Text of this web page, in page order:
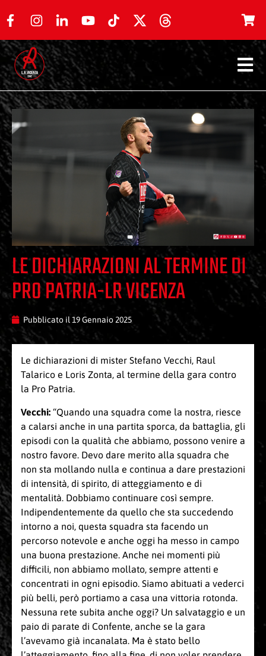
LE DICHIARAZIONI AL TERMINE DI
PRO PATRIA-LR VICENZA
Pubblicato il 19 Gennaio 2025
Le dichiarazioni di mister Stefano Vecchi, Raul
Talarico e Loris Zonta, al termine della gara contro
la Pro Patria.
Vecchi: “Quando una squadra come la nostra, riesce
a calarsi anche in una partita sporca, da battaglia, gli
episodi con la qualità che abbiamo, possono venire a
nostro favore. Devo dare merito alla squadra che
non sta mollando nulla e continua a dare prestazioni
di intensità, di spirito, di atteggiamento e di
mentalità. Dobbiamo continuare così sempre.
Indipendentemente da quello che sta succedendo
intorno a noi, questa squadra sta facendo un
percorso notevole e anche oggi ha messo in campo
una buona prestazione. Anche nei momenti più
difficili, non abbiamo mollato, sempre attenti e
concentrati in ogni episodio. Siamo abituati a vederci
più belli, però portiamo a casa una vittoria rotonda.
Nessuna rete subita anche oggi? Un salvataggio e un
paio di parate di Confente, anche se la gara
l’avevamo già incanalata. Ma è stato bello